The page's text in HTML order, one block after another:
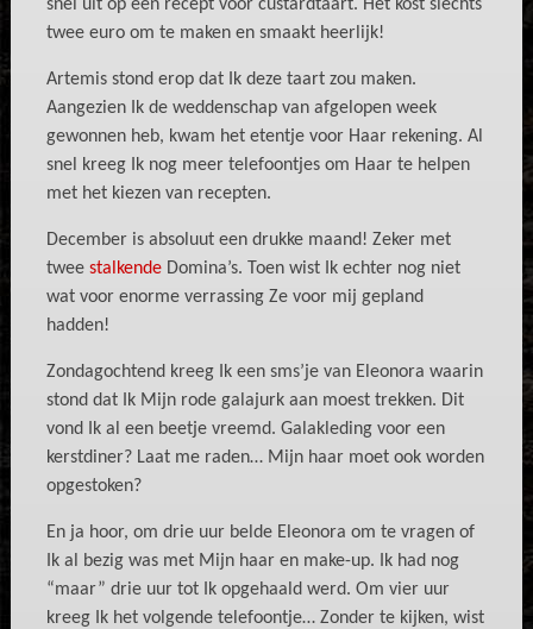
snel uit op een recept voor custardtaart. Het kost slechts
twee euro om te maken en smaakt heerlijk!
Artemis stond erop dat Ik deze taart zou maken.
Aangezien Ik de weddenschap van afgelopen week
gewonnen heb, kwam het etentje voor Haar rekening. Al
snel kreeg Ik nog meer telefoontjes om Haar te helpen
met het kiezen van recepten.
December is absoluut een drukke maand! Zeker met
twee stalkendeDomina’s. Toen wist Ik echter nog niet
wat voor enorme verrassing Ze voor mij gepland
hadden!
Zondagochtend kreeg Ik een sms’je van Eleonora waarin
stond dat Ik Mijn rode galajurk aan moest trekken. Dit
vond Ik al een beetje vreemd. Galakleding voor een
kerstdiner? Laat me raden… Mijn haar moet ook worden
opgestoken?
En ja hoor, om drie uur belde Eleonora om te vragen of
Ik al bezig was met Mijn haar en make-up. Ik had nog
“maar” drie uur tot Ik opgehaald werd. Om vier uur
kreeg Ik het volgende telefoontje… Zonder te kijken, wist